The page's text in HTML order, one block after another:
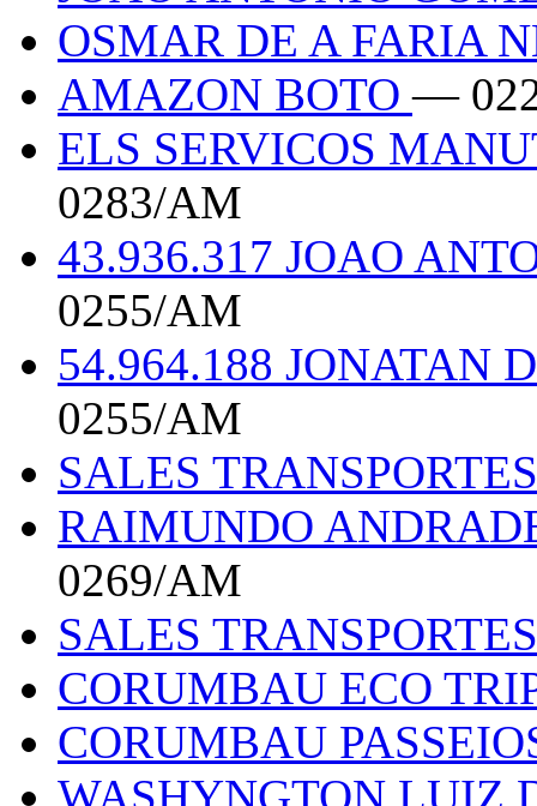
OSMAR DE A FARIA
AMAZON BOTO—
ELS SERVICOS
0283/AM
43.936.317 JOAO
0255/AM
54.964.188 JONATAN
0255/AM
SALES
RAIMUNDO
0269/AM
SALES
CORUMBAU ECO
CORUMBAU
WASHYNGTON LUIZ